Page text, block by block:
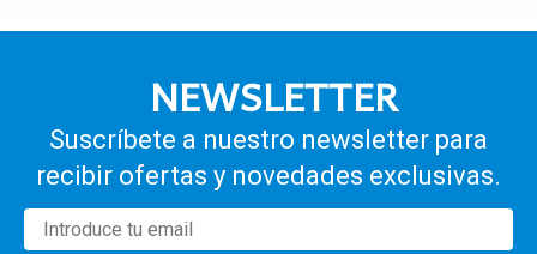
NEWSLETTER
Suscríbete a nuestro newsletter para
recibir ofertas y novedades exclusivas.